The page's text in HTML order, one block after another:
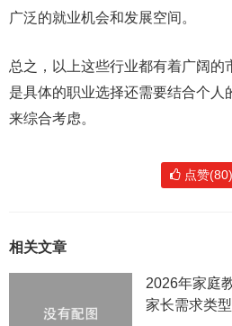
广泛的就业机会和发展空间。
总之，以上这些行业都有着广阔的
是具体的职业选择还需要结合个人
来综合考虑。
点赞(80)
相关文章
2026年家庭
家长需求类